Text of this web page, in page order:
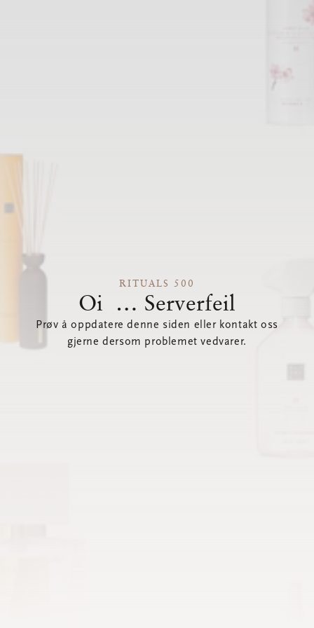
RITUALS 500
Oi … Serverfeil
Prøv å oppdatere denne siden eller kontakt oss
gjerne dersom problemet vedvarer.